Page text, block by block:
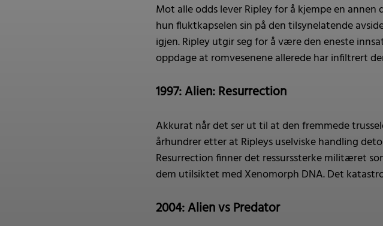
Mot alle odds lever Ripley for å kjempe en
hun fluktkapselen sin på den tilsynelatende
igjen. Ripley utgir seg for å være den eneste
oppdage at romvesenene allerede har infiltrert
1997: Alien: Resurrection
Akkurat når det ser ut til at den fremmede
århundrer etter at Ripleys uselviske handling
Resurrection finner det ressurssterke militæret
dem utilsiktet med Xenomorph DNA. Det
2004: Alien vs Predator